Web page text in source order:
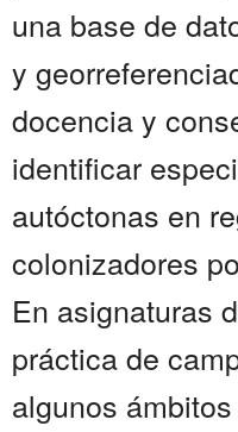
una base de
y
docencia y
identificar
autóctonas en
colonizadores
En asignaturas
práctica de
algunos